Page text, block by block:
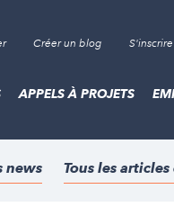
Créer un blog
APPELS À PROJETS
news Tous les